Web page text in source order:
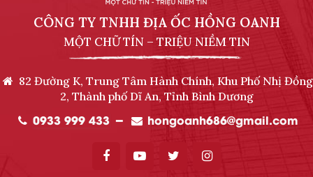
CÔNG TY TNHH ĐỊA ỐC HỒNG OANH
MỘT CHỮ TÍN – TRIỆU NIỀM TIN
82 Đường K, Trung Tâm Hành Chính, Khu Phố Nhị Đồng
2, Thành phố Dĩ An, Tỉnh Bình Dương
0933 999 433 ━ hongoanh686@gmail.com